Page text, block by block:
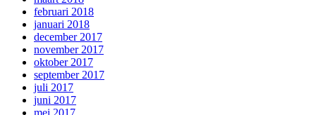
februari 2018
januari 2018
december 2017
november 2017
oktober 2017
september 2017
juli 2017
juni 2017